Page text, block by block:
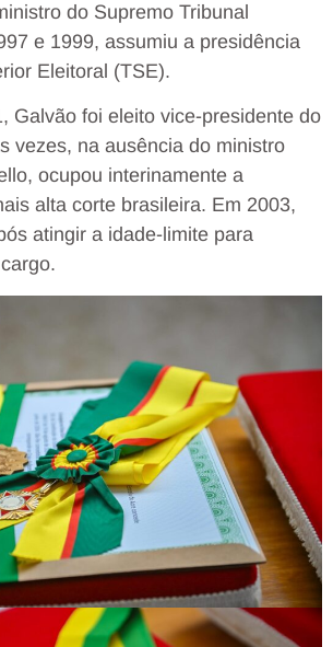
do Supremo Tribunal
e 1999, assumiu a presidência
Eleitoral (TSE).
Galvão foi eleito vice-presidente do
vezes, na ausência do ministro
ocupou interinamente a
alta corte brasileira. Em 2003,
atingir a idade-limite para